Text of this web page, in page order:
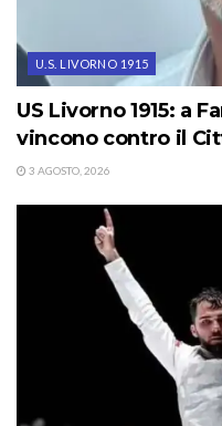
U.S. LIVORNO 1915
US Livorno 1915: a
vincono contro il
3 AGOSTO, 2026